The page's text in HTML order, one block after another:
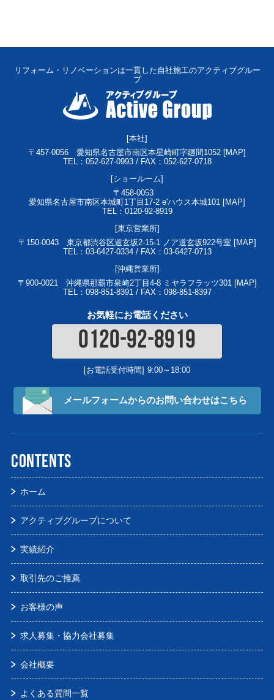
リフォーム・リノベーションは一貫した自社施工のアクティブグルー
プ
[本社]
〒457-0056 愛知県名古屋市南区本星崎町字廻間1052 [MAP]
TEL：052-627-0993 / FAX：052-627-0718
[ショールーム]
〒458-0053
愛知県名古屋市南区本城町1丁目17-2 e'ハウス本城101 [MAP]
TEL：0120-92-8919
[東京営業所]
〒150-0043 東京都渋谷区道玄坂2-15-1 ノア道玄坂922号室 [MAP]
TEL：03-6427-0334 / FAX：03-6427-0713
[沖縄営業所]
〒900-0021 沖縄県那覇市泉崎2丁目4-8 ミヤラフラッツ301 [MAP]
TEL：098-851-8391 / FAX：098-851-8397
お気軽にお電話ください
0120-92-8919
[お電話受付時間] 9:00～18:00
メールフォームからのお問い合わせはこちら
CONTENTS
ホーム
アクティブグループについて
実績紹介
取引先のご推薦
お客様の声
求人募集・協力会社募集
会社概要
よくある質問一覧